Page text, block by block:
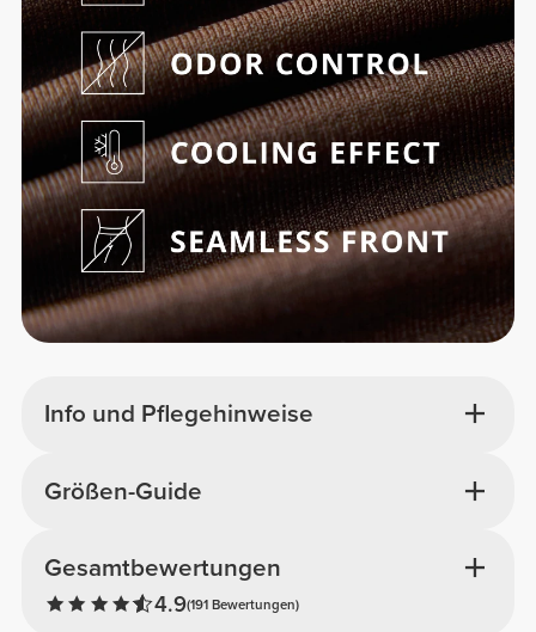
Info und Pflegehinweise
Gesamtbewertungen
4.9(191 Bewertungen)
Größen-Guide